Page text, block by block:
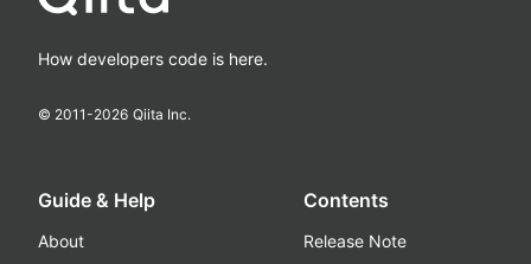
How developers code is here.
© 2011-2026 Qiita Inc.
Guide & Help
About
Contents
Release Note